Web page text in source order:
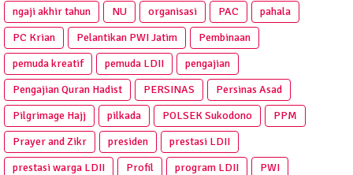
ngaji akhir tahun
NU organisasi PAC
pahala
PC Krian
Pelantikan PWI Jatim
Pembinaan
pemuda kreatif
pemuda LDII
pengajian
Pengajian Quran Hadist
PERSINAS
Persinas Asad
Pilgrimage Hajj
pilkada POLSEK Sukodono
PPM
Prayer and Zikr
presiden
prestasi LDII
prestasi warga LDII
Profil program LDII
PWI